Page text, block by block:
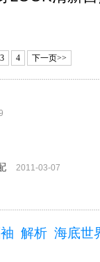
3 4 下一页>>
2011-03-07
解析 海底世